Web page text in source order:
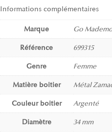
Informations complémentaires
Marque Go
Référence 699315
Genre Femme
Matière boitier Métal
Couleur boitier Argenté
Diamètre 34 mm